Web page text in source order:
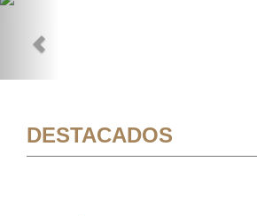
DESTACADOS